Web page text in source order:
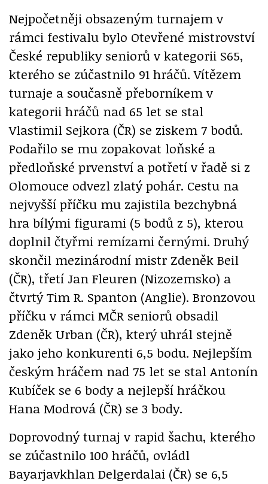
Nejpočetněji obsazeným turnajem v
rámci festivalu bylo Otevřené mistrovství
České republiky seniorů v kategorii S65,
kterého se zúčastnilo 91 hráčů. Vítězem
turnaje a současně přeborníkem v
kategorii hráčů nad 65 let se stal
Vlastimil Sejkora (ČR) se ziskem 7 bodů.
Podařilo se mu zopakovat loňské a
předloňské prvenství a potřetí v řadě si z
Olomouce odvezl zlatý pohár. Cestu na
nejvyšší příčku mu zajistila bezchybná
hra bílými figurami (5 bodů z 5), kterou
doplnil čtyřmi remízami černými. Druhý
skončil mezinárodní mistr Zdeněk Beil
(ČR), třetí Jan Fleuren (Nizozemsko) a
čtvrtý Tim R. Spanton (Anglie). Bronzovou
příčku v rámci MČR seniorů obsadil
Zdeněk Urban (ČR), který uhrál stejně
jako jeho konkurenti 6,5 bodu. Nejlepším
českým hráčem nad 75 let se stal Antonín
Kubíček se 6 body a nejlepší hráčkou
Hana Modrová (ČR) se 3 body.
Doprovodný turnaj v rapid šachu, kterého
se zúčastnilo 100 hráčů, ovládl
Bayarjavkhlan Delgerdalai (ČR) se 6,5